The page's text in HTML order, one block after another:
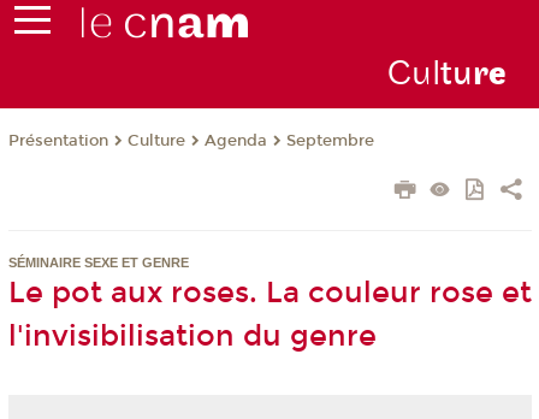
Culture
Présentation Culture Agenda Septembre
SÉMINAIRE SEXE ET GENRE
Le pot aux roses. La couleur rose et
l'invisibilisation du genre